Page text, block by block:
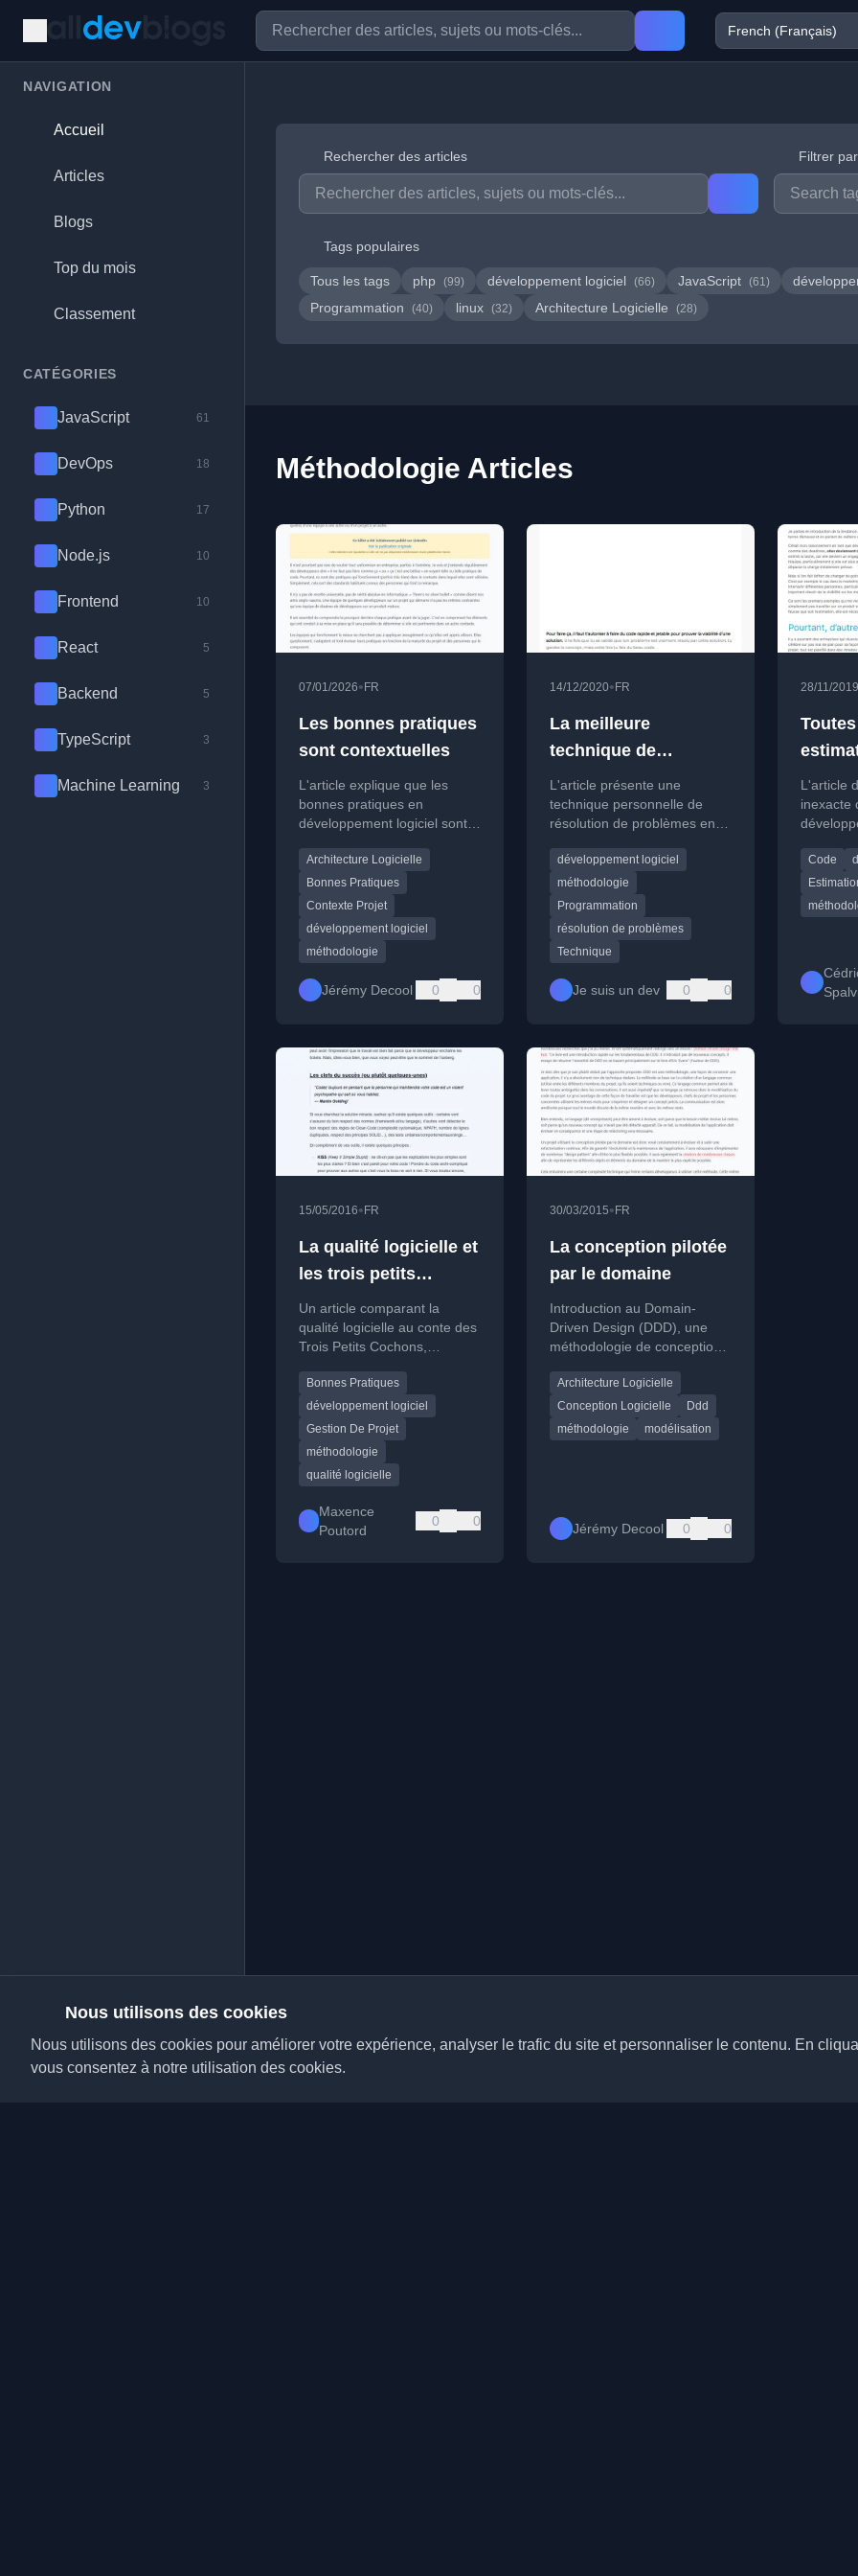
NAVIGATION
Accueil
Articles
Blogs
Top du mois
Classement
CATÉGORIES
JavaScript 61
DevOps 18
Python 17
Node.js 10
Frontend 10
React 5
Backend 5
TypeScript 3
Machine Learning 3
Rechercher des articles Filtrer
Tags populaires
Tous les tags php (99) développement logiciel (66) JavaScript (61)
Programmation (40) linux (32) Architecture Logicielle (28)
Méthodologie Articles
07/01/2026• FR
Les bonnes pratiques
sont contextuelles
L'article explique que les
bonnes pratiques en
développement logiciel sont
pas être appliquées
aveuglément d'un projet à
l'autre.
Architecture Logicielle
Bonnes Pratiques
Contexte Projet
développement logiciel
méthodologie
Jérémy Decool 0 0
14/12/2020• FR
La meilleure
technique de
résolution de
problèmes en
programmation
L'article présente une
technique personnelle de
résolution de problèmes en
l'expérience et du livre "How
To Solve It".
développement logiciel
méthodologie
Programmation
résolution de problèmes
Technique
Je suis un dev 0 0
28/11/2019
L'article
inexacte
outil
Code
15/05/2016• FR
La qualité logicielle et
les trois petits
cochons
Un article comparant la
qualité logicielle au conte des
Trois Petits Cochons,
construire du code solide
pour éviter les bugs et la
dette technique.
Bonnes Pratiques
développement logiciel
Gestion De Projet
méthodologie
qualité logicielle
Maxence
Poutord
0 0
30/03/2015• FR
La conception pilotée
par le domaine
Introduction au Domain-
Driven Design (DDD), une
méthodologie de conception
domaine métier et le langage
commun.
Architecture Logicielle
Conception Logicielle
Ddd
méthodologie
modélisation
Jérémy Decool 0 0
Nous utilisons des cookies
Nous utilisons des cookies pour améliorer votre expérience, analyser le trafic du site et personnaliser le contenu. En
vous consentez à notre utilisation des cookies.